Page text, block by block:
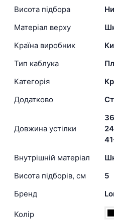
Висота підбора
Матеріал верху
Країна виробник
Тип каблука
Категорія
Додатково
Довжина устілки
Внутрішній матеріал
Висота підборів, см
5
Бренд
Колір